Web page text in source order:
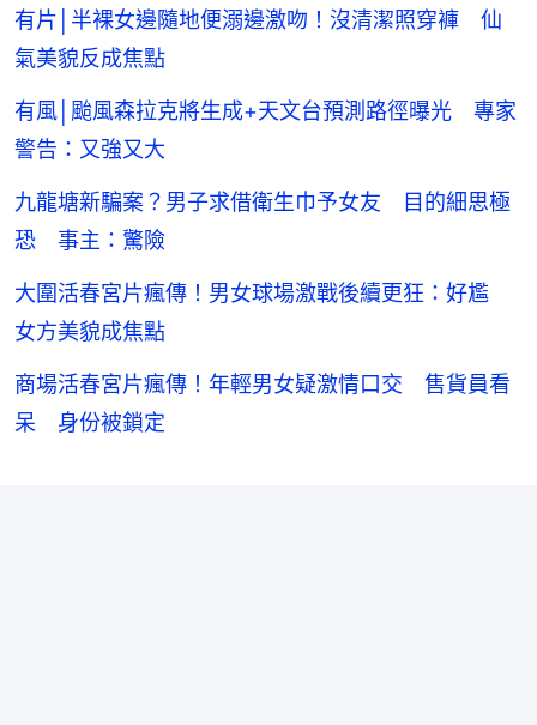
有片│半裸女邊隨地便溺邊激吻！沒清潔照穿褲 仙
氣美貌反成焦點
有風│颱風森拉克將生成+天文台預測路徑曝光 專家
警告：又強又大
九龍塘新騙案？男子求借衛生巾予女友 目的細思極
恐 事主：驚險
大圍活春宮片瘋傳！男女球場激戰後續更狂：好尷
女方美貌成焦點
商場活春宮片瘋傳！年輕男女疑激情口交 售貨員看
呆 身份被鎖定